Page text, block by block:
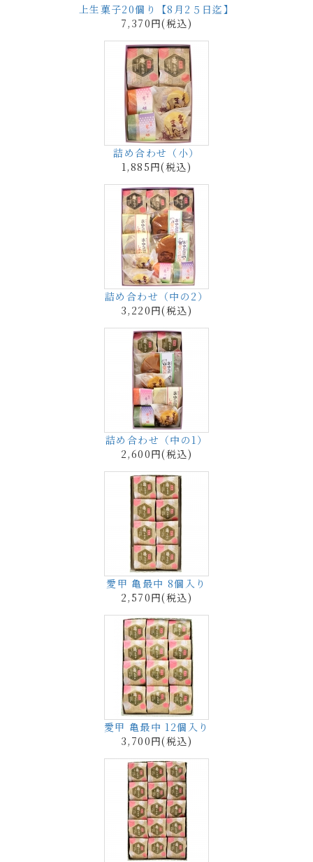
上生菓子20個り【8月2５日迄】
7,370円(税込)
詰め合わせ（小）
1,885円(税込)
詰め合わせ（中の2）
3,220円(税込)
詰め合わせ（中の1）
2,600円(税込)
愛甲 亀最中 8個入り
2,570円(税込)
愛甲 亀最中 12個入り
3,700円(税込)